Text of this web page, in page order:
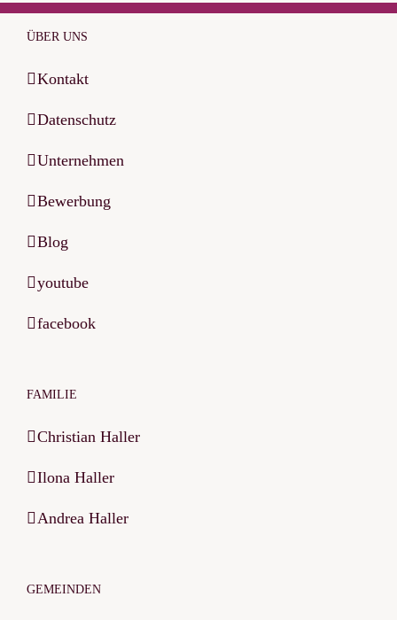
ÜBER UNS
Kontakt
Datenschutz
Unternehmen
Bewerbung
Blog
youtube
facebook
FAMILIE
Christian Haller
Ilona Haller
Andrea Haller
GEMEINDEN